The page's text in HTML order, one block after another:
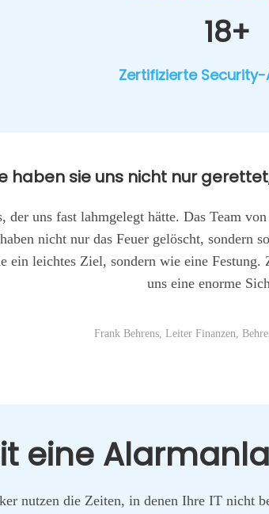
18+
Zer­ti­fi­zier­te
haben sie uns nicht nur
uns fast lahm­ge­legt hät­te. Das Team
nicht nur das Feu­er gelöscht,
leich­tes Ziel, son­dern wie eine
uns eine enor­me
Frank Beh­rens, Lei­ter Finan­zen,
eine
nut­zen die Zei­ten, in denen Ihre IT nicht